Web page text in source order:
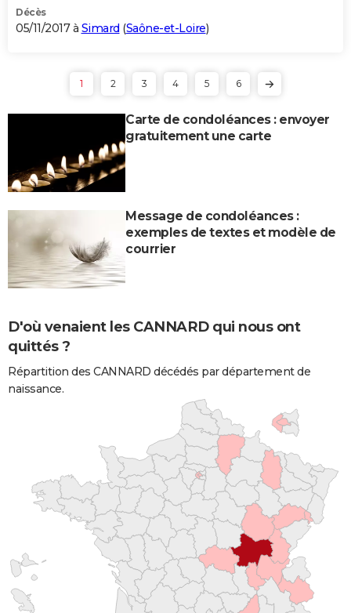
Décès
05/11/2017 à Simard (Saône-et-Loire)
1 2 3 4 5 6
Carte de condoléances : envoyer
gratuitement une carte
Message de condoléances :
exemples de textes et modèle de
courrier
D'où venaient les CANNARD qui nous ont
quittés ?
Répartition des CANNARD décédés par département de
naissance.